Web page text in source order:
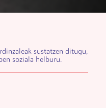
sustatzen ditugu,
soziala helburu.